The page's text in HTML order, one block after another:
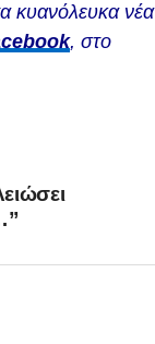
κυανόλευκα νέα
, στο